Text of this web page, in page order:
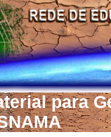
para